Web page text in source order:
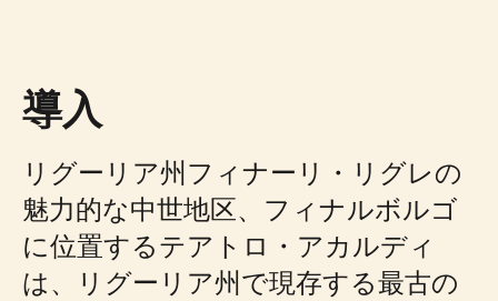
導入
リグーリア州フィナーリ・リグレの
魅力的な中世地区、フィナルボルゴ
に位置するテアトロ・アカルディ
は、リグーリア州で現存する最古の